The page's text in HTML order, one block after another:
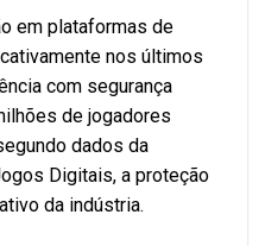
em plataformas de
nos últimos
com segurança
de jogadores
dados da
Digitais, a proteção
da indústria.